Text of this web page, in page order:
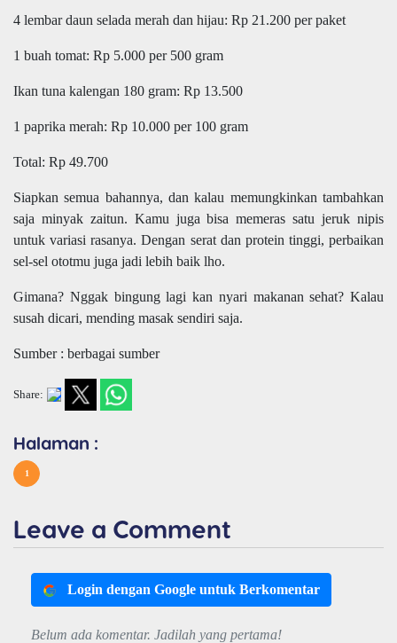
4 lembar daun selada merah dan hijau: Rp 21.200 per paket
1 buah tomat: Rp 5.000 per 500 gram
Ikan tuna kalengan 180 gram: Rp 13.500
1 paprika merah: Rp 10.000 per 100 gram
Total: Rp 49.700
Siapkan semua bahannya, dan kalau memungkinkan tambahkan
saja minyak zaitun. Kamu juga bisa memeras satu jeruk nipis
untuk variasi rasanya. Dengan serat dan protein tinggi, perbaikan
sel-sel ototmu juga jadi lebih baik lho.
Gimana? Nggak bingung lagi kan nyari makanan sehat? Kalau
susah dicari, mending masak sendiri saja.
Sumber : berbagai sumber
Share:
Halaman :
1
Leave a Comment
Login dengan Google untuk Berkomentar
Belum ada komentar. Jadilah yang pertama!